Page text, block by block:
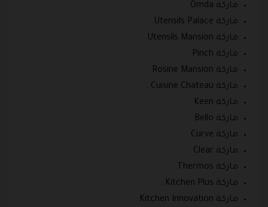
ماركة Omda .
ماركة Utensils Palace .
ماركة Utensils Mansion .
ماركة Pinch .
ماركة Rosine Mansion .
ماركة Cuisine Chateau .
ماركة Keen .
ماركة Bello .
ماركة Curve .
ماركة Clear .
ماركة Thermos .
ماركة Kitchen Plus .
ماركة Kitchen Innovation .